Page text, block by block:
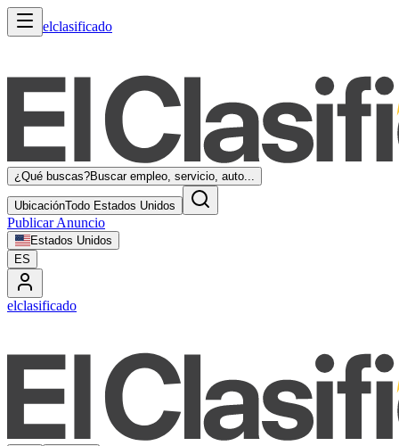
elclasificado
¿Qué buscas?Buscar empleo, servicio, auto...
UbicaciónTodo Estados Unidos
Publicar Anuncio
Estados Unidos
ES
elclasificado